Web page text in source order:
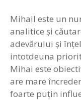
Mihail este un
analitice şi
adevărului şi
intotdeuna
Mihai este
are mare
foarte puţin